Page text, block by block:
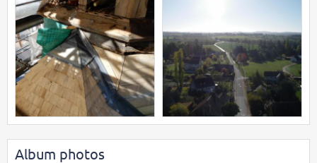
Album photos